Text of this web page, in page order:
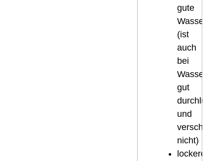
gute
(ist
auch
bei
gut
durchlüftet
und
nicht)
lockere